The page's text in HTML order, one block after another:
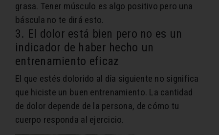
grasa. Tener músculo es algo positivo pero una
báscula no te dirá esto.
3. El dolor está bien pero no es un
indicador de haber hecho un
entrenamiento eficaz
El que estés dolorido al día siguiente no significa
que hiciste un buen entrenamiento. La cantidad
de dolor depende de la persona, de cómo tu
cuerpo responda al ejercicio.